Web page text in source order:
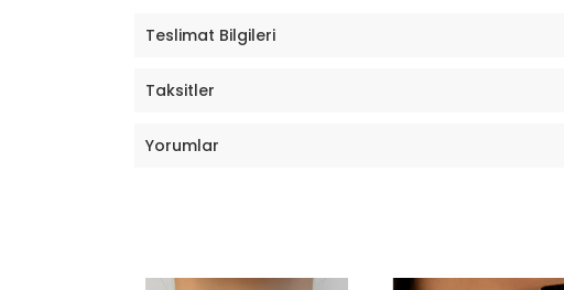
Teslimat Bilgileri
Taksitler
Yorumlar